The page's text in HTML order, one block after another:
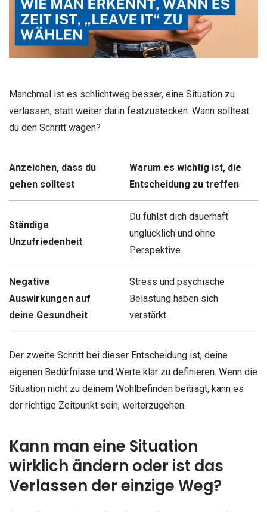
Manchmal ist es schlichtweg besser, eine Situation zu
verlassen, statt weiter darin festzustecken. Wann solltest
du den Schritt wagen?
Anzeichen, dass du
gehen solltest
Warum es wichtig ist, die
Entscheidung zu treffen
Ständige
Unzufriedenheit
Du fühlst dich dauerhaft
unglücklich und ohne
Perspektive.
Negative
Auswirkungen auf
deine Gesundheit
Stress und psychische
Belastung haben sich
verstärkt.
Der zweite Schritt bei dieser Entscheidung ist, deine
eigenen Bedürfnisse und Werte klar zu definieren. Wenn die
Situation nicht zu deinem Wohlbefinden beiträgt, kann es
der richtige Zeitpunkt sein, weiterzugehen.
Kann man eine Situation
wirklich ändern oder ist das
Verlassen der einzige Weg?